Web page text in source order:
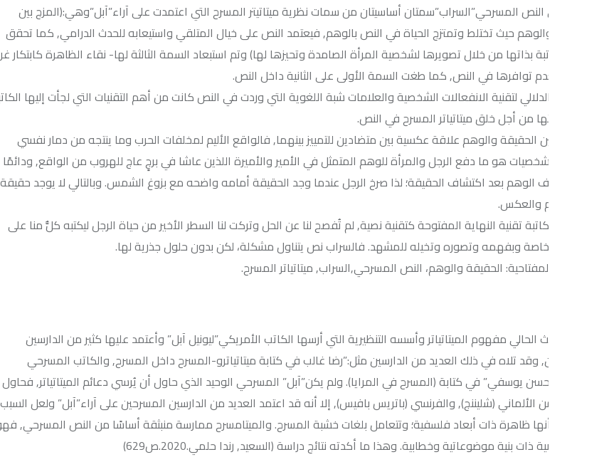
المسرحي”السراب”سمتان أساسيتان من سمات نظرية ميتاتيتر المسرح التي اعتمدت على آراء”آبل”وهي:(المزج بين
حيث تختلط وتمتزج الحياة في النص بالوهم, فيعتمد النص على خيال المتلقي واستيعابه للحدث الدرامي, كما تحقق
بذاتها من خلال تصويرها لشخصية المرأة الصامدة وتحيزها لها) وتم استبعاد السمة الثالثة لها- نقاء الظاهرة كابتكار غربي
توافرها في النص, كما طغت السمة الأولى على الثانية داخل النص.
لتقنية الانفعالات الشخصية والعلامات شبة اللغوية التي وردت في النص كانت من أهم التقنيات التي لجأت إليها الكاتبة
من أجل خلق ميتاتياتر المسرح في النص.
الحقيقة والوهم علاقة عكسية بين متضادين للتمييز بينهما, فالواقع الأليم لمخلفات الحرب وما ينتجه من دمار نفسي
هو ما دفع الرجل والمرأة للوهم المتمثل في الأمير والأميرة اللذين عاشا في برجٍ عاج للهروب من الواقع, ودائمًا ما
الوهم بعد اكتشاف الحقيقة؛ لذا صرخ الرجل عندما وجد الحقيقة أمامه واضحه مع بزوغ الشمس. وبالتالي لا يوجد حقيقة
تقنية النهاية المفتوحة كتقنية نصية, لم تُفصح لنا عن الحل وتركت لنا السطر الأخير من حياة الرجل ليكتبه كلُّ منا على
وبفهمه وتصوره وتخيله للمشهد. فالسراب نص يتناول مشكلة، لكن بدون حلول جذرية لها.
الحقيقة والوهم، النص المسرحي,السراب, ميتاتياتر المسرح.
الحالي مفهوم الميتاتياتر وأسسه التنظيرية التي أرسها الكاتب الأمريكي”ليونيل آبل” وأعتمد عليها كثير من الدارسين
وقد تلاه في ذلك العديد من الدارسين مثل:”رضا غالب في كتابة ميتاتياترو-المسرح داخل المسرح, والكاتب المسرحي
يوسفي” في كتابة (المسرح في المرايا). ولم يكن”آبل” المسرحي الوحيد الذي حاول أن يُرسي دعائم الميتاتياتر, فحاول في
(شليننج), والفرنسي (باتريس بافيس), إلا أنه قد اعتمد العديد من الدارسين المسرحين على آراء”آبل” ولعل السبب
ظاهرة ذات أبعاد فلسفية؛ وتتعامل بلغات خشبة المسرح. والميتامسرح ممارسة منبثقة أساسًا من النص المسرحي, فهو
بنية موضوعاتية وخطابية. وهذا ما أكدته نتائج دراسة (السعيد, رندا حلمي.2020.ص629)